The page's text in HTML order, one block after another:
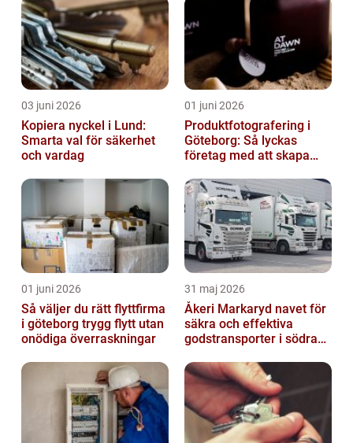
03 juni 2026
Kopiera nyckel i Lund:
Smarta val för säkerhet
och vardag
01 juni 2026
Produktfotografering i
Göteborg: Så lyckas
företag med att skapa
01 juni 2026
Så väljer du rätt flyttfirma
i göteborg trygg flytt utan
onödiga överraskningar
31 maj 2026
Åkeri Markaryd navet för
säkra och effektiva
godstransporter i södra